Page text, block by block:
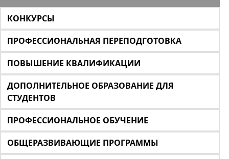
КОНКУРСЫ
ПРОФЕССИОНАЛЬНАЯ ПЕРЕПОДГОТОВКА
ПОВЫШЕНИЕ КВАЛИФИКАЦИИ
ДОПОЛНИТЕЛЬНОЕ ОБРАЗОВАНИЕ ДЛЯ
СТУДЕНТОВ
ПРОФЕССИОНАЛЬНОЕ ОБУЧЕНИЕ
ОБЩЕРАЗВИВАЮЩИЕ ПРОГРАММЫ